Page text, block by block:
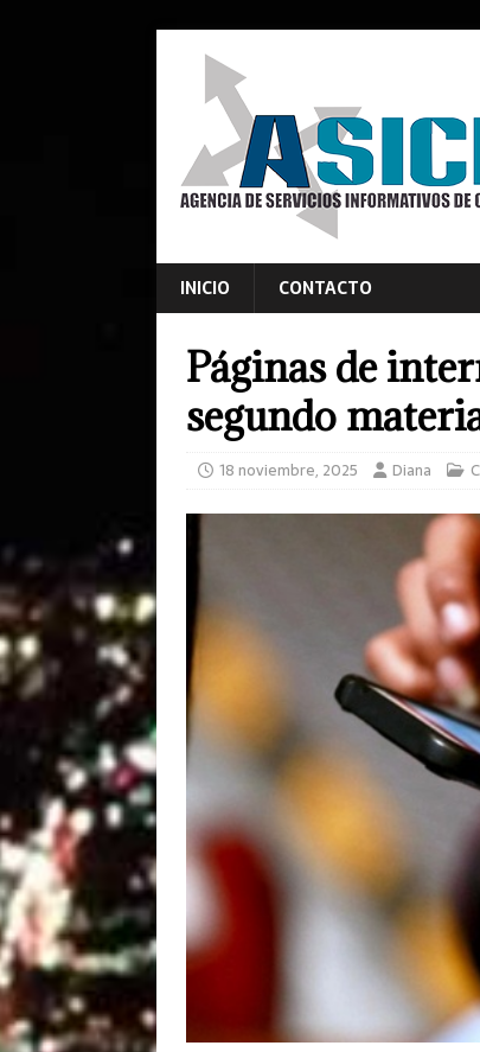
INICIO CONTACTO
Páginas de
segundo
18 noviembre, 2025 Diana